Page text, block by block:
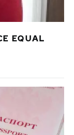
EQUAL